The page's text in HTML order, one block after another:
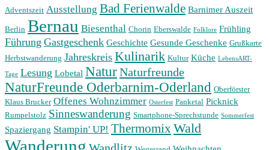
Adventszeit Ausstellung Bad Ferienwalde Barnimer Auszeit
Berlin Bernau Biesenthal Chorin Eberswalde Folklore Frühling
Führung Gastgeschenk Geschichte Gesunde Geschenke Grußkarte
Herbstwanderung Jahreskreis Kulinarik Kultur Küche LebensART-
Tage Lesung Lobetal NaturNaturfreunde
NaturFreunde Oderbarnim-Oderland Oberförster
Klaus Brucker Offenes Wohnzimmer Osterfest Panketal Picknick
Rumpelstolz Sinneswanderung Smartphone-Sprechstunde Sommerfest
Spaziergang Stampin' UP! ThermomixWald
Wanderung